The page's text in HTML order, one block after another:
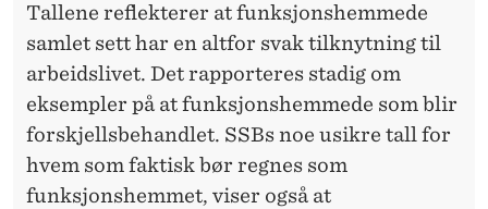
Tallene reflekterer at funksjonshemmede
samlet sett har en altfor svak tilknytning til
arbeidslivet. Det rapporteres stadig om
eksempler på at funksjonshemmede som blir
forskjellsbehandlet. SSBs noe usikre tall for
hvem som faktisk bør regnes som
funksjonshemmet, viser også at